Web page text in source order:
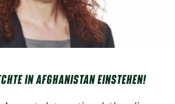
IN AFGHANISTAN EINSTEHEN!